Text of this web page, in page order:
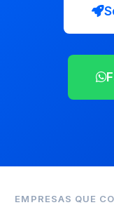
EMPRESAS QUE